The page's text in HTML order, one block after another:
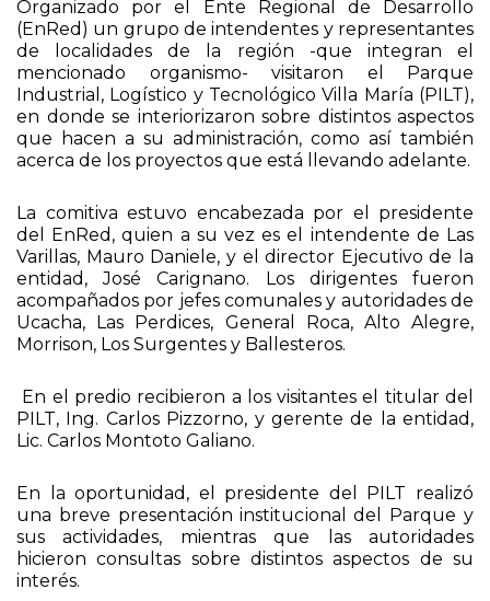
Organizado por el Ente Regional de Desarrollo
(EnRed) un grupo de intendentes y representantes
de localidades de la región -que integran el
mencionado organismo- visitaron el Parque
Industrial, Logístico y Tecnológico Villa María (PILT),
en donde se interiorizaron sobre distintos aspectos
que hacen a su administración, como así también
acerca de los proyectos que está llevando adelante.
La comitiva estuvo encabezada por el presidente
del EnRed, quien a su vez es el intendente de Las
Varillas, Mauro Daniele, y el director Ejecutivo de la
entidad, José Carignano. Los dirigentes fueron
acompañados por jefes comunales y autoridades de
Ucacha, Las Perdices, General Roca, Alto Alegre,
Morrison, Los Surgentes y Ballesteros.
En el predio recibieron a los visitantes el titular del
PILT, Ing. Carlos Pizzorno, y gerente de la entidad,
Lic. Carlos Montoto Galiano.
En la oportunidad, el presidente del PILT realizó
una breve presentación institucional del Parque y
sus actividades, mientras que las autoridades
hicieron consultas sobre distintos aspectos de su
interés.